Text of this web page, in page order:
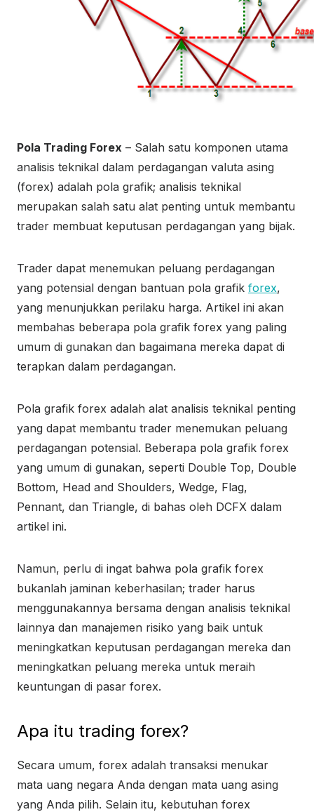
Pola Trading Forex – Salah satu komponen utama
analisis teknikal dalam perdagangan valuta asing
(forex) adalah pola grafik; analisis teknikal
merupakan salah satu alat penting untuk membantu
trader membuat keputusan perdagangan yang bijak.
Trader dapat menemukan peluang perdagangan
yang potensial dengan bantuan pola grafik forex,
yang menunjukkan perilaku harga. Artikel ini akan
membahas beberapa pola grafik forex yang paling
umum di gunakan dan bagaimana mereka dapat di
terapkan dalam perdagangan.
Pola grafik forex adalah alat analisis teknikal penting
yang dapat membantu trader menemukan peluang
perdagangan potensial. Beberapa pola grafik forex
yang umum di gunakan, seperti Double Top, Double
Bottom, Head and Shoulders, Wedge, Flag,
Pennant, dan Triangle, di bahas oleh DCFX dalam
artikel ini.
Namun, perlu di ingat bahwa pola grafik forex
bukanlah jaminan keberhasilan; trader harus
menggunakannya bersama dengan analisis teknikal
lainnya dan manajemen risiko yang baik untuk
meningkatkan keputusan perdagangan mereka dan
meningkatkan peluang mereka untuk meraih
keuntungan di pasar forex.
Apa itu trading forex?
Secara umum, forex adalah transaksi menukar
mata uang negara Anda dengan mata uang asing
yang Anda pilih. Selain itu, kebutuhan forex